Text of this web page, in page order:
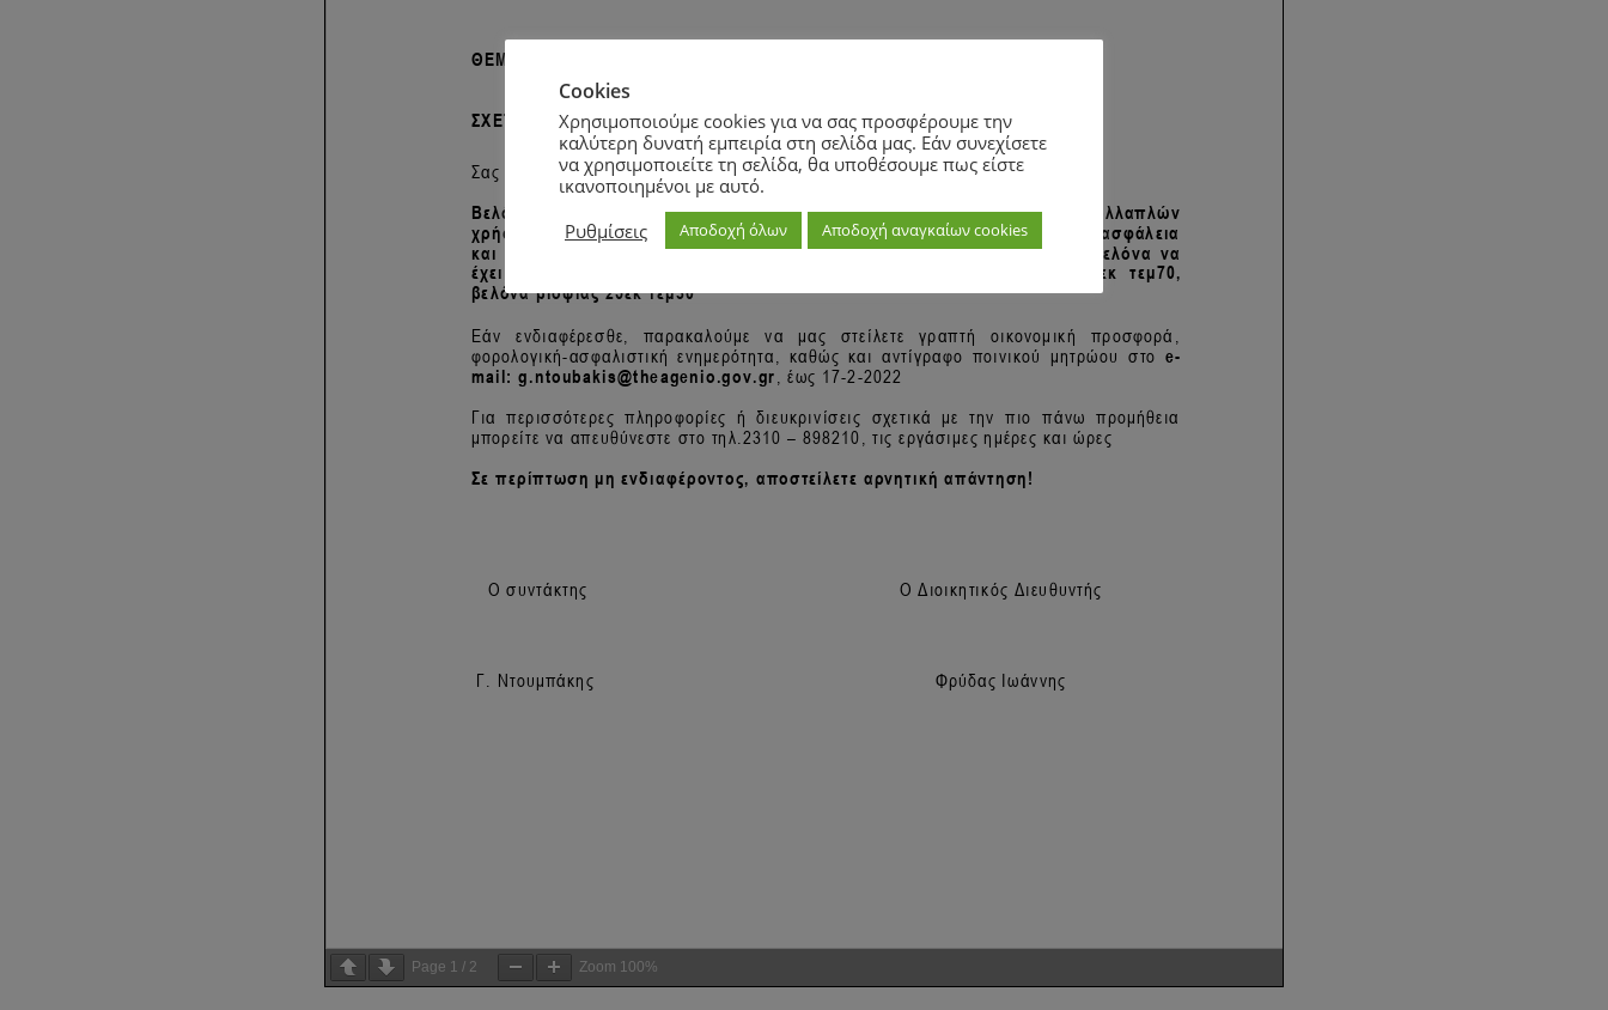
Page 1 / 2 Zoom 100%
Cookies
Χρησιμοποιούμε cookies για να σας προσφέρουμε την
καλύτερη δυνατή εμπειρία στη σελίδα μας. Εάν συνεχίσετε
να χρησιμοποιείτε τη σελίδα, θα υποθέσουμε πως είστε
ικανοποιημένοι με αυτό.
Ρυθμίσεις
Αποδοχή όλων Αποδοχή αναγκαίων cookies